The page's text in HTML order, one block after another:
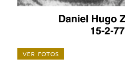
ver fotos